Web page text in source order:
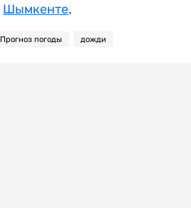
Шымкенте.
Прогноз погоды дожди